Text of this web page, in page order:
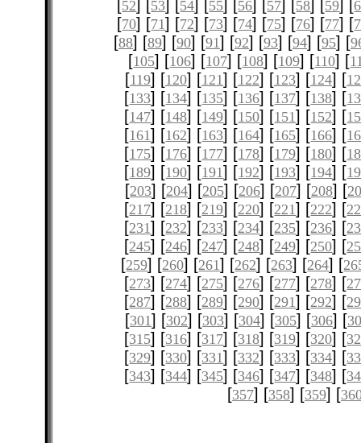
[52] [53] [54] [55] [56] [57] [58] [59] [
[70] [71] [72] [73] [74] [75] [76] [77] [
[88] [89] [90] [91] [92] [93] [94] [95] [
[105] [106] [107] [108] [109] [110] [
[119] [120] [121] [122] [123] [124] [
[133] [134] [135] [136] [137] [138] [
[147] [148] [149] [150] [151] [152] [
[161] [162] [163] [164] [165] [166] [
[175] [176] [177] [178] [179] [180] [
[189] [190] [191] [192] [193] [194] [
[203] [204] [205] [206] [207] [208] [
[217] [218] [219] [220] [221] [222] [
[231] [232] [233] [234] [235] [236] [
[245] [246] [247] [248] [249] [250] [
[259] [260] [261] [262] [263] [264] [
[273] [274] [275] [276] [277] [278] [
[287] [288] [289] [290] [291] [292] [
[301] [302] [303] [304] [305] [306] [
[315] [316] [317] [318] [319] [320] [
[329] [330] [331] [332] [333] [334] [
[343] [344] [345] [346] [347] [348] [
[357] [358] [359] [